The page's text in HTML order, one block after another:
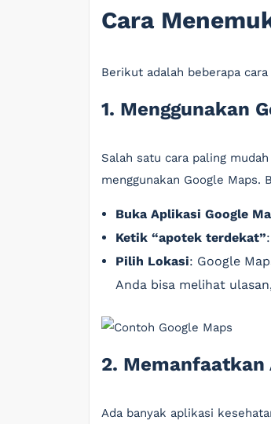
Cara
Berikut adalah beberapa
1. Menggunakan
Salah satu cara paling
menggunakan Google Maps.
Buka Aplikasi Google
Ketik “apotek terdekat”
Pilih Lokasi: Google
Anda bisa melihat
2.
Ada banyak aplikasi